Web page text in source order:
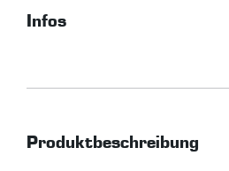
Infos
Produktbeschreibung